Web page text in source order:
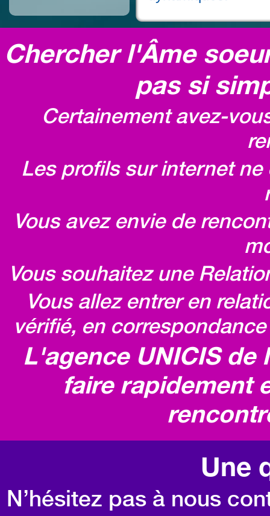
Chercher l'Âme
pas si
Certainement avez-
Les profils sur internet
Vous avez envie de
Vous souhaitez une
Vous allez entrer en
vérifié, en
L'agence UNICIS
faire rapidement
Une
N’hésitez pas à nous